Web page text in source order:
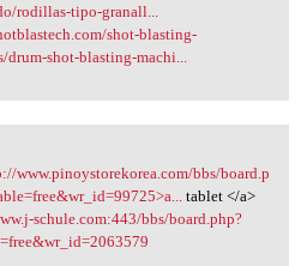
rodillas-tipo-granall...
shot-blasting-
drum-shot-blasting-machi...
www
www.pinoystorekorea.com/bbs/board.p
tablet </a>
schule.com:443/bbs/board.php?